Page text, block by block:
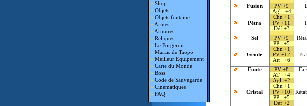
» Shop
» Objets
» Objets fontaine
» Armes
» Armures
» Reliques
» Le Forgeron
» Marais de Taopo
» Meilleur Equipement
» Carte du Monde
» Boss
» Code de Sauvegarde
» Cinématiques
» FAQ
Fusion
PV +9
Agl +4
Chn +1
Pétra
PV +11
Déf +3
Sel
PV +9
PP +5
Chn +1
Géode
PV +12
Att +6
Fonte
PV +8
AT +4
Agl +2
Chn +1
Cristal
PV +10
PP +5
Déf +2